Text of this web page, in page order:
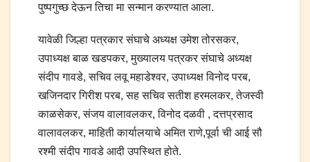
पुष्पगुच्छ देऊन तिचा मा सन्मान करण्यात आला.
यावेळी जिल्हा पत्रकार संघाचे अध्यक्ष उमेश तोरसकर,
उपाध्यक्ष बाळ खडपकर, मुख्यालय पत्रकर संघाचे अध्यक्ष
संदीप गावडे, सचिव लवू महाडेश्वर, उपाध्यक्ष विनोद परब,
खजिनदार गिरीश परब, सह सचिव सतीश हरमलकर, तेजस्वी
काळसेकर, संजय वालावलकर, विनोद दळवी , दत्तप्रसाद
वालावलकर, माहिती कार्यालयाचे अमित राणे,पूर्वा ची आई सौ
रश्मी संदीप गावडे आदी उपस्थित होते.